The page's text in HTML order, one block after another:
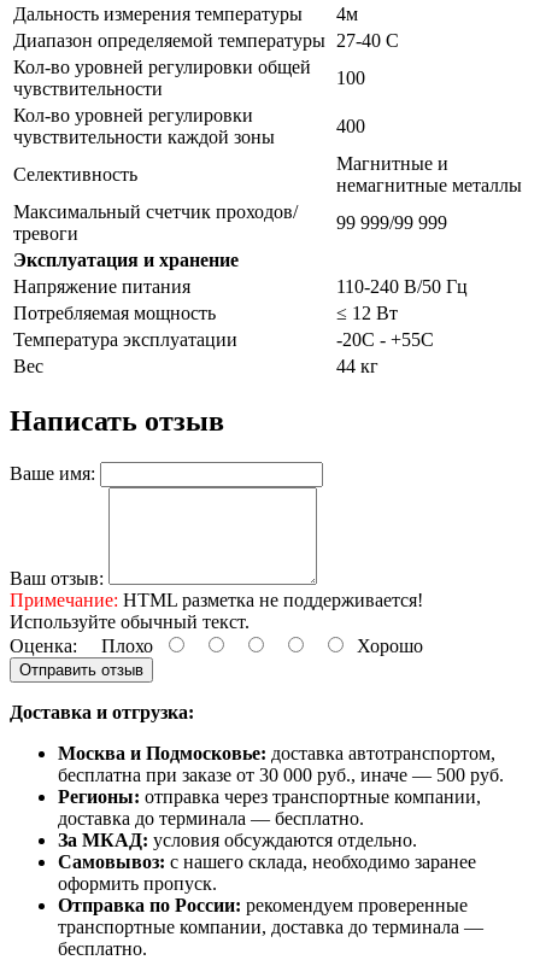
Дальность измерения температуры
4м
Диапазон определяемой температуры 27-40 С
Кол-во уровней регулировки общей
чувствительности
100
Кол-во уровней регулировки
чувствительности каждой зоны
400
Селективность
Магнитные и
немагнитные металлы
Максимальный счетчик проходов/
тревоги
99 999/99 999
Эксплуатация и хранение
Напряжение питания
110-240 В/50 Гц
Потребляемая мощность
≤ 12 Вт
Температура эксплуатации
-20С - +55С
Вес
44 кг
Написать отзыв
Ваше имя:
Ваш отзыв:
Примечание: HTML разметка не поддерживается!
Используйте обычный текст.
Оценка: Плохо Хорошо
Отправить отзыв
Доставка и отгрузка:
Москва и Подмосковье: доставка автотранспортом,
бесплатна при заказе от 30 000 руб., иначе — 500 руб.
Регионы: отправка через транспортные компании,
доставка до терминала — бесплатно.
За МКАД: условия обсуждаются отдельно.
Самовывоз: с нашего склада, необходимо заранее
оформить пропуск.
Отправка по России: рекомендуем проверенные
транспортные компании, доставка до терминала —
бесплатно.